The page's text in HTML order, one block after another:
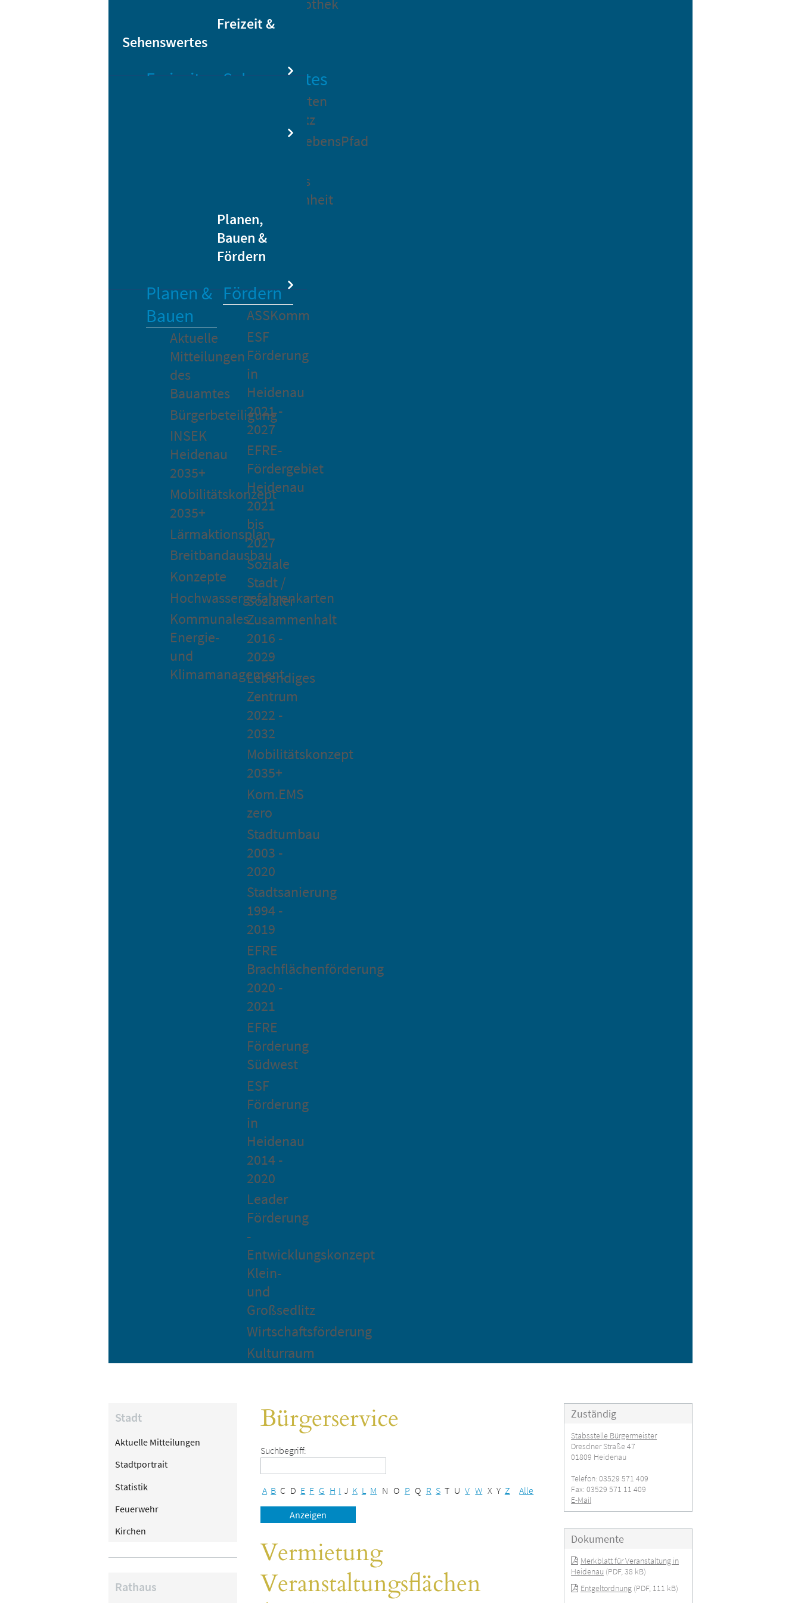
Bikesharing
Stadtbibliothek
Freizeit &
Sehenswertes
Freizeit
Heidenauer
Musiknacht
Sehenswertes
Barockgarten
Großsedlitz
MärchenLebensPfad
Heidenaus
Vergangenheit
Planen,
Bauen &
Fördern
Planen &
Bauen
Aktuelle
Mitteilungen
des
Bauamtes
Bürgerbeteiligung
INSEK
Heidenau
2035+
Mobilitätskonzept
2035+
Lärmaktionsplan
Breitbandausbau
Konzepte
Hochwassergefahrenkarten
Kommunales
Energie-
und
Klimamanagement
Fördern
ASSKomm
ESF
Förderung
in
Heidenau
2021 -
2027
EFRE-
Fördergebiet
Heidenau
2021
bis
2027
Soziale
Stadt /
Sozialer
Zusammenhalt
2016 -
2029
Lebendiges
Zentrum
2022 -
2032
Mobilitätskonzept
2035+
Kom.EMS
zero
Stadtumbau
2003 -
2020
Stadtsanierung
1994 -
2019
EFRE
Brachflächenförderung
2020 -
2021
EFRE
Förderung
Südwest
ESF
Förderung
in
Heidenau
2014 -
2020
Leader
Förderung
-
Entwicklungskonzept
Klein-
und
Großsedlitz
Wirtschaftsförderung
Kulturraum
Stadt
Aktuelle Mitteilungen
Stadtportrait
Statistik
Feuerwehr
Kirchen
Rathaus
Bürgerservice
Suchbegriff:
A B C D E F G H I J K L M N O P Q R S T U V W X Y Z Alle
Vermietung
Veranstaltungsflächen
Zuständig
Stabsstelle Bürgermeister
Dresdner Straße 47
01809 Heidenau
Telefon: 03529 571 409
Fax: 03529 571 11 409
E-Mail
Dokumente
Merkblatt für Veranstaltung in
Heidenau (PDF, 38 kB)
Entgeltordnung(PDF, 111 kB)